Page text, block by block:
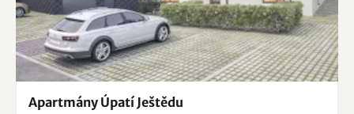
Apartmány Úpatí Ještědu